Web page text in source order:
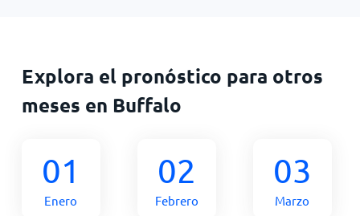
Explora el pronóstico para otros
meses en Buffalo
01
Enero
02
Febrero
03
Marzo